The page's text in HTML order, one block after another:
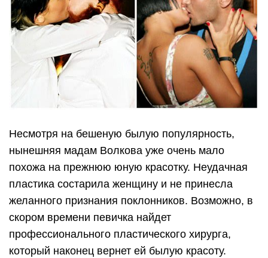
Несмотря на бешеную былую популярность,
нынешняя мадам Волкова уже очень мало
похожа на прежнюю юную красотку. Неудачная
пластика состарила женщину и не принесла
желанного признания поклонников. Возможно, в
скором времени певичка найдет
профессионального пластического хирурга,
который наконец вернет ей былую красоту.